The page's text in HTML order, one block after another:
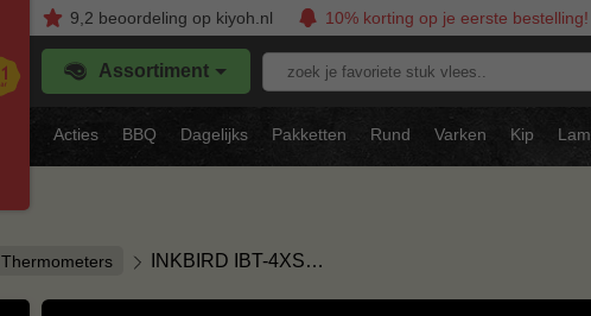
9,2 beoordelingop kiyoh.nl 10% korting op je eerste bestelling!
Assortiment
Zoek
stuk
vlees..
Acties BBQ Dagelijks Pakketten Rund Varken Kip Lam
Thermometers INKBIRD IBT-4XS…